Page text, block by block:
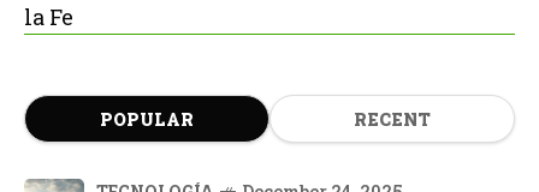
la Fe
POPULAR RECENT